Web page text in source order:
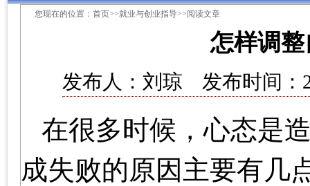
您现在的位置：首页>>就业与创业指导>>阅读文章
怎样调
发布人：刘琼 发布时间：
在很多时候，心态是
成失败的原因主要有几